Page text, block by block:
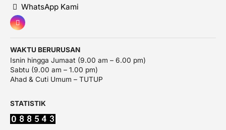
WhatsApp Kami
WAKTU BERURUSAN
Isnin hingga Jumaat (9.00 am – 6.00 pm)
Sabtu (9.00 am – 1.00 pm)
Ahad & Cuti Umum – TUTUP
STATISTIK